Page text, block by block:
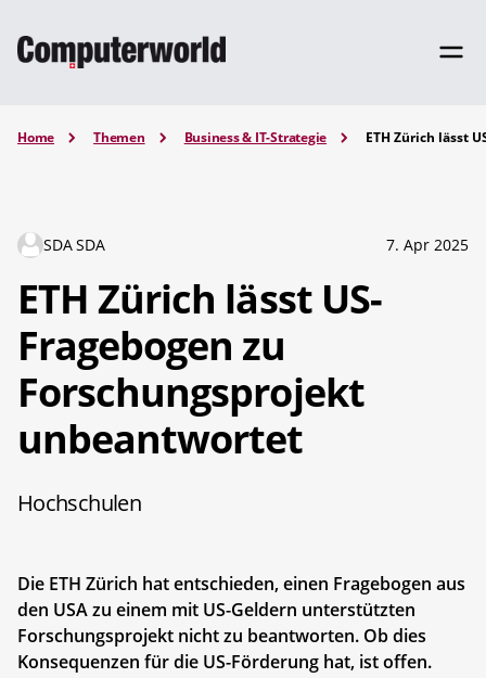
Home Themen Business & IT-Strategie ETH Zürich lässt
SDA SDA 7. Apr 2025
ETH Zürich lässt US-
Fragebogen zu
Forschungsprojekt
unbeantwortet
Hochschulen
Die ETH Zürich hat entschieden, einen Fragebogen aus
den USA zu einem mit US-Geldern unterstützten
Forschungsprojekt nicht zu beantworten. Ob dies
Konsequenzen für die US-Förderung hat, ist offen.